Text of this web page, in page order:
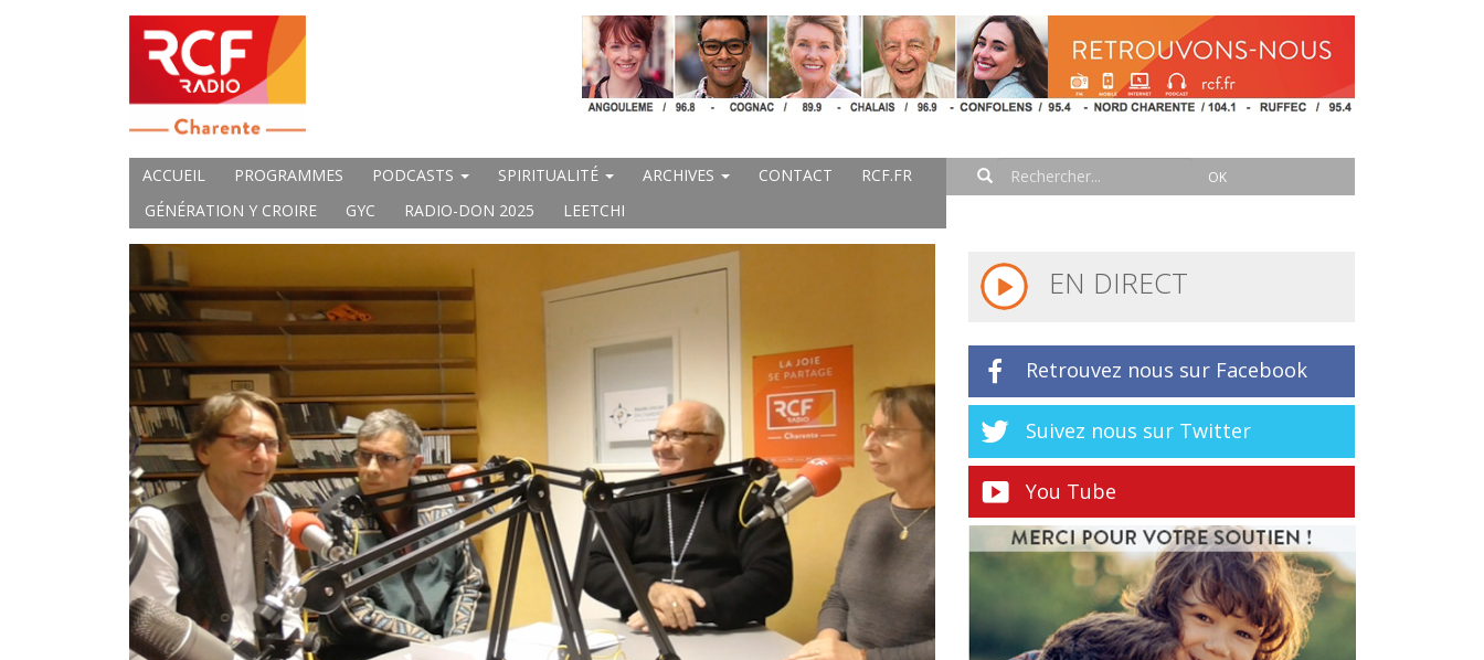
ACCUEIL PROGRAMMES PODCASTS SPIRITUALITÉ ARCHIVES CONTACT
RCF.FR
GÉNÉRATION Y CROIRE
GYC RADIO-DON 2025 LEETCHI
EN DIRECT
Retrouvez nous sur Facebook
Suivez nous sur Twitter
You Tube